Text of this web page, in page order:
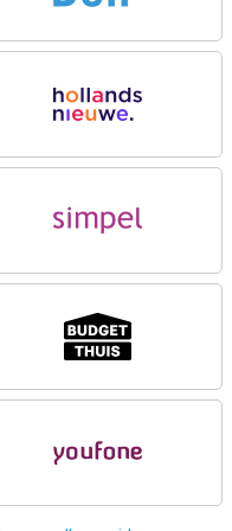
helpt AI
De 8 megapixel
selfies en
naar series,
een helderheid tot 1050
het scherm nat is.
muziek bovendien voller
of video’s.
stream je soepel
je makkelijk tussen